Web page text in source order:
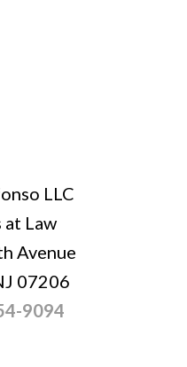
LLC
Law
Avenue
07206
9094